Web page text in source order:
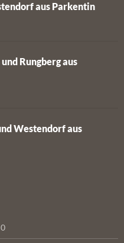
aus Parkentin
Rungberg aus
Westendorf aus
0